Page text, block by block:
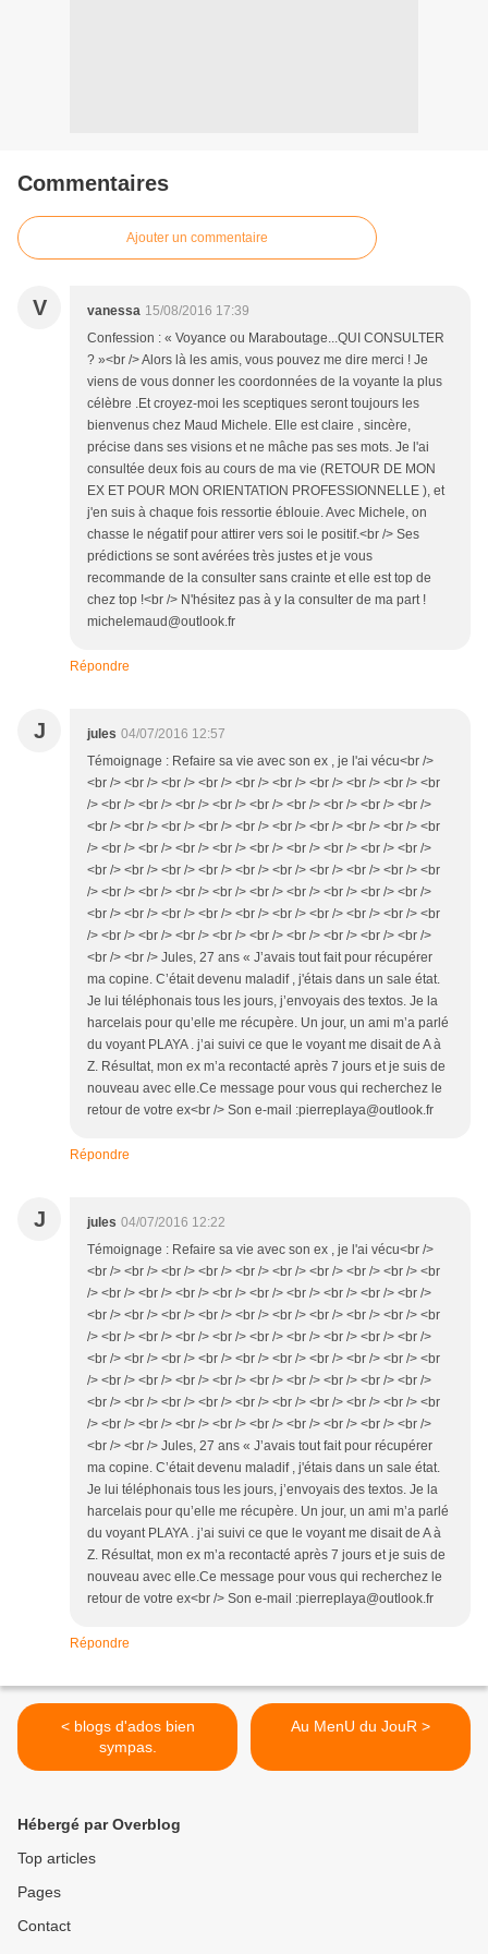
Commentaires
Ajouter un commentaire
V vanessa 15/08/2016 17:39
Confession : « Voyance ou Maraboutage...QUI CONSULTER
? »<br /> Alors là les amis, vous pouvez me dire merci ! Je
viens de vous donner les coordonnées de la voyante la plus
célèbre .Et croyez-moi les sceptiques seront toujours les
bienvenus chez Maud Michele. Elle est claire , sincère,
précise dans ses visions et ne mâche pas ses mots. Je l'ai
consultée deux fois au cours de ma vie (RETOUR DE MON
EX ET POUR MON ORIENTATION PROFESSIONNELLE ), et
j'en suis à chaque fois ressortie éblouie. Avec Michele, on
chasse le négatif pour attirer vers soi le positif.<br /> Ses
prédictions se sont avérées très justes et je vous
recommande de la consulter sans crainte et elle est top de
chez top !<br /> N'hésitez pas à y la consulter de ma part !
michelemaud@outlook.fr
Répondre
J jules 04/07/2016 12:57
Témoignage : Refaire sa vie avec son ex , je l'ai vécu<br />
<br /> <br /> <br /> <br /> <br /> <br /> <br /> <br /> <br /> <br
/> <br /> <br /> <br /> <br /> <br /> <br /> <br /> <br /> <br />
<br /> <br /> <br /> <br /> <br /> <br /> <br /> <br /> <br /> <br
/> <br /> <br /> <br /> <br /> <br /> <br /> <br /> <br /> <br />
<br /> <br /> <br /> <br /> <br /> <br /> <br /> <br /> <br /> <br
/> <br /> <br /> <br /> <br /> <br /> <br /> <br /> <br /> <br />
<br /> <br /> <br /> <br /> <br /> <br /> <br /> <br /> <br /> <br
/> <br /> <br /> <br /> <br /> <br /> <br /> <br /> <br /> <br />
<br /> <br /> Jules, 27 ans « J’avais tout fait pour récupérer
ma copine. C’était devenu maladif , j'étais dans un sale état.
Je lui téléphonais tous les jours, j’envoyais des textos. Je la
harcelais pour qu’elle me récupère. Un jour, un ami m’a parlé
du voyant PLAYA . j’ai suivi ce que le voyant me disait de A à
Z. Résultat, mon ex m’a recontacté après 7 jours et je suis de
nouveau avec elle.Ce message pour vous qui recherchez le
retour de votre ex<br /> Son e-mail :pierreplaya@outlook.fr
Répondre
J jules 04/07/2016 12:22
Témoignage : Refaire sa vie avec son ex , je l'ai vécu<br />
<br /> <br /> <br /> <br /> <br /> <br /> <br /> <br /> <br /> <br
/> <br /> <br /> <br /> <br /> <br /> <br /> <br /> <br /> <br />
<br /> <br /> <br /> <br /> <br /> <br /> <br /> <br /> <br /> <br
/> <br /> <br /> <br /> <br /> <br /> <br /> <br /> <br /> <br />
<br /> <br /> <br /> <br /> <br /> <br /> <br /> <br /> <br /> <br
/> <br /> <br /> <br /> <br /> <br /> <br /> <br /> <br /> <br />
<br /> <br /> <br /> <br /> <br /> <br /> <br /> <br /> <br /> <br
/> <br /> <br /> <br /> <br /> <br /> <br /> <br /> <br /> <br />
<br /> <br /> Jules, 27 ans « J’avais tout fait pour récupérer
ma copine. C’était devenu maladif , j'étais dans un sale état.
Je lui téléphonais tous les jours, j’envoyais des textos. Je la
harcelais pour qu’elle me récupère. Un jour, un ami m’a parlé
du voyant PLAYA . j’ai suivi ce que le voyant me disait de A à
Z. Résultat, mon ex m’a recontacté après 7 jours et je suis de
nouveau avec elle.Ce message pour vous qui recherchez le
retour de votre ex<br /> Son e-mail :pierreplaya@outlook.fr
Répondre
< blogs d'ados bien
sympas.
Au MenU du JouR >
Hébergé par Overblog
Top articles
Pages
Contact